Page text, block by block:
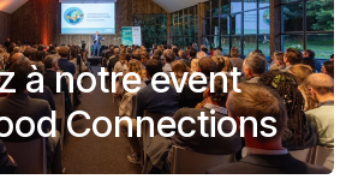
à notre event
Connections